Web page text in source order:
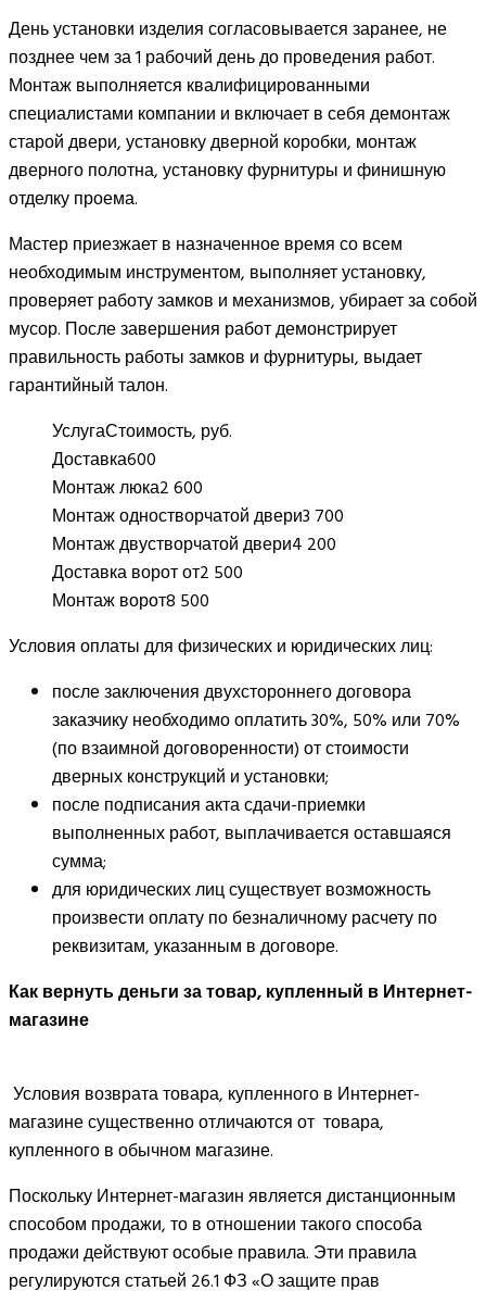
День установки изделия согласовывается заранее, не
позднее чем за 1 рабочий день до проведения работ.
Монтаж выполняется квалифицированными
специалистами компании и включает в себя демонтаж
старой двери, установку дверной коробки, монтаж
дверного полотна, установку фурнитуры и финишную
отделку проема.
Мастер приезжает в назначенное время со всем
необходимым инструментом, выполняет установку,
проверяет работу замков и механизмов, убирает за собой
мусор. После завершения работ демонстрирует
правильность работы замков и фурнитуры, выдает
гарантийный талон.
УслугаСтоимость, руб.
Доставка600
Монтаж люка2 600
Монтаж одностворчатой двери3 700
Монтаж двустворчатой двери4 200
Доставка ворот от2 500
Монтаж ворот8 500
Условия оплаты для физических и юридических лиц:
после заключения двухстороннего договора
заказчику необходимо оплатить 30%, 50% или 70%
(по взаимной договоренности) от стоимости
дверных конструкций и установки;
после подписания акта сдачи-приемки
выполненных работ, выплачивается оставшаяся
сумма;
для юридических лиц существует возможность
произвести оплату по безналичному расчету по
реквизитам, указанным в договоре.
Как вернуть деньги за товар, купленный в Интернет-
магазине
Условия возврата товара, купленного в Интернет-
магазине существенно отличаются от товара,
купленного в обычном магазине.
Поскольку Интернет-магазин является дистанционным
способом продажи, то в отношении такого способа
продажи действуют особые правила. Эти правила
регулируются статьей 26.1 ФЗ «О защите прав